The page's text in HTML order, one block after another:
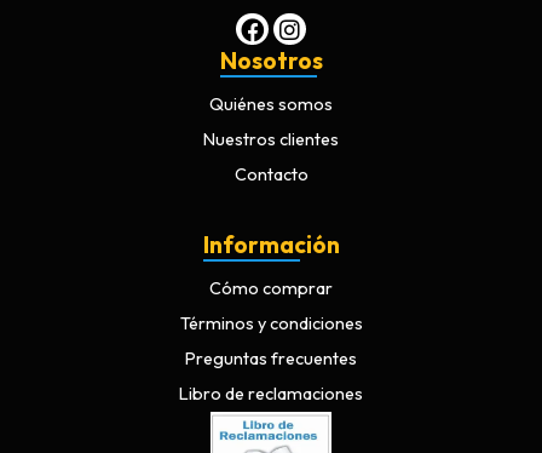
Nosotros
Quiénes somos
Nuestros clientes
Contacto
Información
Cómo comprar
Términos y condiciones
Preguntas frecuentes
Libro de reclamaciones